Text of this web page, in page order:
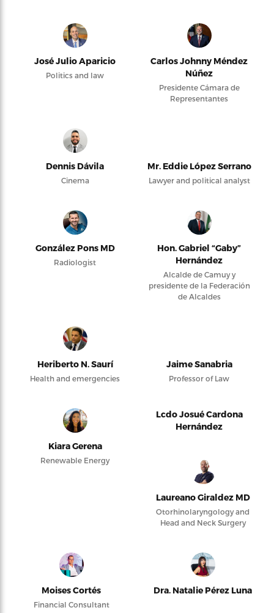
José Julio Aparicio
Politics and law
Carlos Johnny Méndez
Núñez
Presidente Cámara de
Representantes
Dennis Dávila
Cinema
Mr. Eddie López Serrano
Lawyer and political analyst
González Pons MD
Radiologist
Hon. Gabriel “Gaby”
Hernández
Alcalde de Camuy y
presidente de la Federación
de Alcaldes
Heriberto N. Saurí
Health and emergencies
Jaime Sanabria
Professor of Law
Kiara Gerena
Renewable Energy
Lcdo Josué Cardona
Hernández
Laureano Giraldez MD
Otorhinolaryngology and
Head and Neck Surgery
Moises Cortés
Financial Consultant
Dra. Natalie Pérez Luna